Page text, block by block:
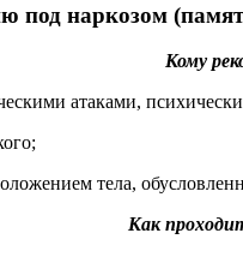
под наркозом
Кому
атаками,
тела,
Как